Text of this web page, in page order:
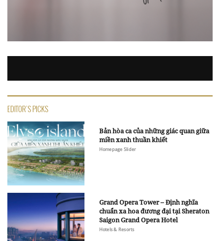
EDITOR'S PICKS
Bản hòa ca của những giác quan giữa
miền xanh thuần khiết
Homepage Slider
Grand Opera Tower – Định nghĩa
chuẩn xa hoa đương đại tại Sheraton
Saigon Grand Opera Hotel
Hotels & Resorts